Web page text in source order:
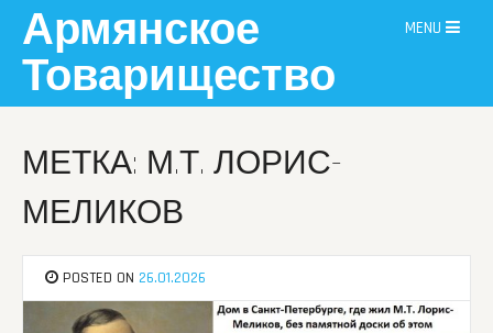
content
Армянское
Товарищество
MENU
МЕТКА: М.Т. ЛОРИС-
МЕЛИКОВ
POSTED ON 26.01.2026